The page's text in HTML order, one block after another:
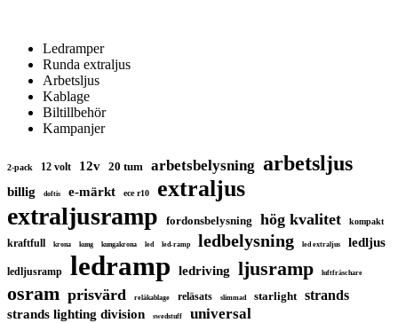
Ledramper
Runda extraljus
Arbetsljus
Kablage
Biltillbehör
Kampanjer
2-pack 12 volt 12v 20 tum arbetsbelysning arbetsljus
billig doftis e-märkt ece r10 extraljus
extraljusramp fordonsbelysning hög kvalitet kompakt
kraftfull krona kung kungakrona led led-ramp ledbelysning led extraljus ledljus
ledljusramp ledramp ledriving ljusramp luftfräschare
osram prisvärd reläkablage reläsats slimmad starlight strands
strands lighting division swedstuff universal